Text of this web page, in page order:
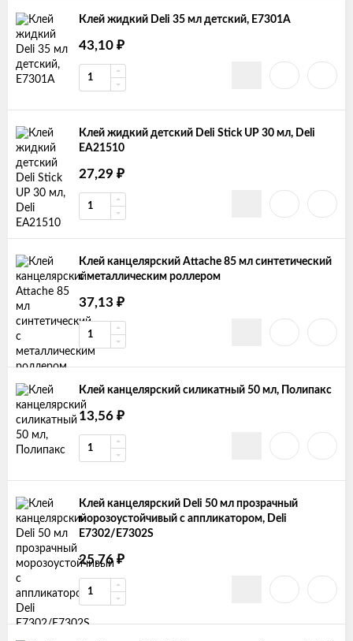
Клей жидкий Deli 35 мл детский, E7301A
43,10 ₽
Клей жидкий детский Deli Stick UP 30 мл, Deli
EA21510
27,29 ₽
Клей канцелярский Attache 85 мл синтетический
с металлическим роллером
37,13 ₽
Клей канцелярский силикатный 50 мл, Полипакс
13,56 ₽
Клей канцелярский Deli 50 мл прозрачный
морозоустойчивый с аппликатором, Deli
E7302/E7302S
25,76 ₽